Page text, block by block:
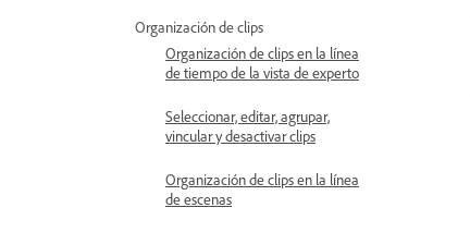
Organización de clips
Organización de clips en la línea
de tiempo de la vista de experto
Seleccionar, editar, agrupar,
vincular y desactivar clips
Organización de clips en la línea
de escenas